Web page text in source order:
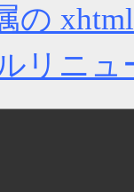
の
リニュ